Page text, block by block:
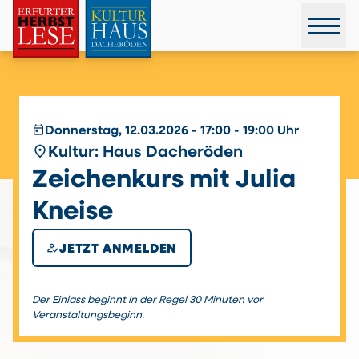
today Donnerstag, 12.03.2026 - 17:00 - 19:00 Uhr
place Kultur: Haus Dacheröden
Zeichenkurs mit Julia
Kneise
how_to_regJETZT ANMELDEN
Der Einlass beginnt in der Regel 30 Minuten vor
Veranstaltungsbeginn.